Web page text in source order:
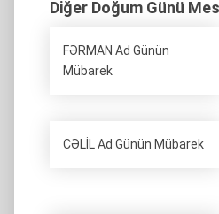
Diğer Doğum Günü
FƏRMAN Ad Günün
Mübarek
CƏLİL Ad Günün Mübarek